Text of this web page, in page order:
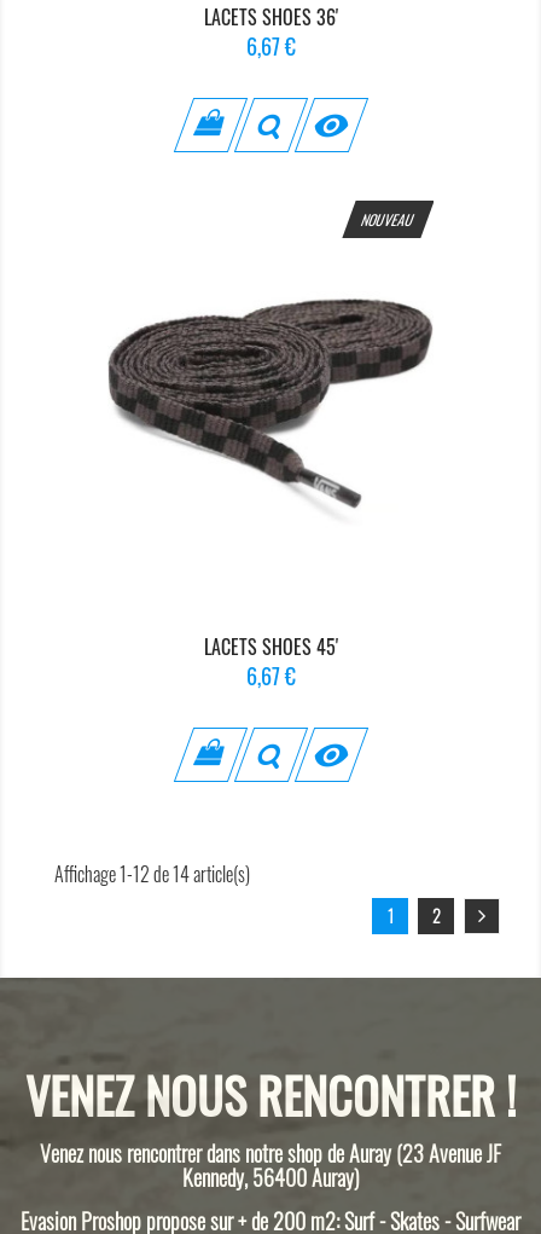
LACETS SHOES 36'
Prix
6,67 €

NOUVEAU
LACETS SHOES 45'
Prix
6,67 €

Affichage 1-12 de 14 article(s)
1 2
VENEZ NOUS RENCONTRER !
Venez nous rencontrer dans notre shop de Auray (23 Avenue JF
Kennedy, 56400 Auray)
Evasion Proshop propose sur + de 200 m2: Surf - Skates - Surfwear